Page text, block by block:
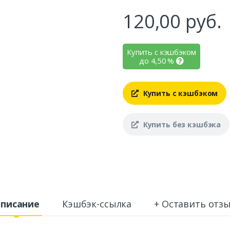
120,00 руб.
Купить с кэшбэком
до 4,50%
Купить с кэшбэком
Купить без кэшбэка
Кэшбэк-ссылка + Оставить